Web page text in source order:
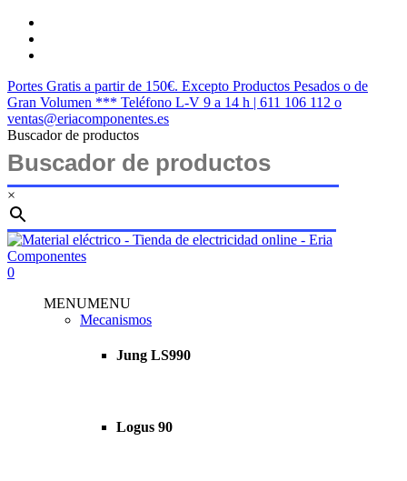
Saltar
contenido
Portes Gratis a partir de 150€. Excepto Productos Pesados o de
Gran Volumen *** Teléfono L-V 9 a 14 h | 611 106 112 o
ventas@eriacomponentes.es
Buscador de productos
×
Cerrar
búsqueda
buscar
account
0
MENUMENU
Mecanismos
Jung LS990
Logus 90